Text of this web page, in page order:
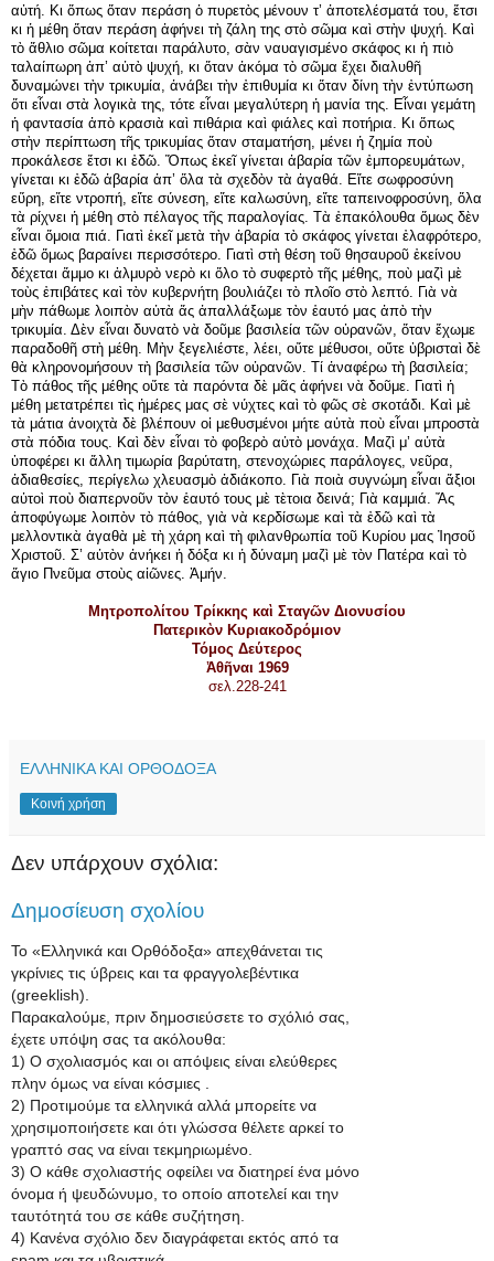
αὐτή. Κι ὅπως ὅταν περάση ὁ πυρετὸς μένουν τ’ ἀποτελέσματά του, ἔτσι
κι ἡ μέθη ὅταν περάση ἀφήνει τὴ ζάλη της στὸ σῶμα καὶ στὴν ψυχή. Καὶ
τὸ ἄθλιο σῶμα κοίτεται παράλυτο, σὰν ναυαγισμένο σκάφος κι ἡ πιὸ
ταλαίπωρη ἀπ’ αὐτὸ ψυχή, κι ὅταν ἀκόμα τὸ σῶμα ἔχει διαλυθῆ
δυναμώνει τὴν τρικυμία, ἀνάβει τὴν ἐπιθυμία κι ὅταν δίνη τὴν ἐντύπωση
ὅτι εἶναι στὰ λογικὰ της, τότε εἶναι μεγαλύτερη ἡ μανία της. Εἶναι γεμάτη
ἡ φαντασία ἀπὸ κρασιὰ καὶ πιθάρια καὶ φιάλες καὶ ποτήρια. Κι ὅπως
στὴν περίπτωση τῆς τρικυμίας ὅταν σταματήση, μένει ἡ ζημία ποὺ
προκάλεσε ἔτσι κι ἐδῶ. Ὅπως ἐκεῖ γίνεται ἀβαρία τῶν ἐμπορευμάτων,
γίνεται κι ἐδῶ ἀβαρία ἀπ’ ὅλα τὰ σχεδὸν τὰ ἀγαθά. Εἴτε σωφροσύνη
εὕρη, εἴτε ντροπή, εἴτε σύνεση, εἴτε καλωσύνη, εἴτε ταπεινοφροσύνη, ὅλα
τὰ ρίχνει ἡ μέθη στὸ πέλαγος τῆς παραλογίας. Τὰ ἐπακόλουθα ὅμως δὲν
εἶναι ὅμοια πιά. Γιατὶ ἐκεῖ μετὰ τὴν ἀβαρία τὸ σκάφος γίνεται ἐλαφρότερο,
ἐδῶ ὅμως βαραίνει περισσότερο. Γιατὶ στὴ θέση τοῦ θησαυροῦ ἐκείνου
δέχεται ἄμμο κι ἁλμυρὸ νερὸ κι ὅλο τὸ συφερτὸ τῆς μέθης, ποὺ μαζὶ μὲ
τοὺς ἐπιβάτες καὶ τὸν κυβερνήτη βουλιάζει τὸ πλοῖο στὸ λεπτό. Γιὰ νὰ
μὴν πάθωμε λοιπὸν αὐτὰ ἄς ἀπαλλάξωμε τὸν ἑαυτό μας ἀπὸ τὴν
τρικυμία. Δὲν εἶναι δυνατὸ νὰ δοῦμε βασιλεία τῶν οὐρανῶν, ὅταν ἔχωμε
παραδοθῆ στὴ μέθη. Μὴν ξεγελιέστε, λέει, οὔτε μέθυσοι, οὔτε ὑβρισταὶ δὲ
θὰ κληρονομήσουν τὴ βασιλεία τῶν οὐρανῶν. Τί ἀναφέρω τὴ βασιλεία;
Τὸ πάθος τῆς μέθης οὔτε τὰ παρόντα δὲ μᾶς ἀφήνει νὰ δοῦμε. Γιατὶ ἡ
μέθη μετατρέπει τὶς ἡμέρες μας σὲ νύχτες καὶ τὸ φῶς σὲ σκοτάδι. Καὶ μὲ
τὰ μάτια ἀνοιχτὰ δὲ βλέπουν οἱ μεθυσμένοι μήτε αὐτὰ ποὺ εἶναι μπροστὰ
στὰ πόδια τους. Καὶ δὲν εἶναι τὸ φοβερὸ αὐτὸ μονάχα. Μαζὶ μ’ αὐτὰ
ὑποφέρει κι ἄλλη τιμωρία βαρύτατη, στενοχώριες παράλογες, νεῦρα,
ἀδιαθεσίες, περίγελω χλευασμὸ ἀδιάκοπο. Γιὰ ποιὰ συγνώμη εἶναι ἄξιοι
αὐτοὶ ποὺ διαπερνοῦν τὸν ἑαυτό τους μὲ τὲτοια δεινά; Γιὰ καμμιά. Ἄς
ἀποφύγωμε λοιπὸν τὸ πάθος, γιὰ νὰ κερδίσωμε καὶ τὰ ἐδῶ καὶ τὰ
μελλοντικὰ ἀγαθὰ μὲ τὴ χάρη καὶ τὴ φιλανθρωπία τοῦ Κυρίου μας Ἰησοῦ
Χριστοῦ. Σ’ αὐτὸν ἀνήκει ἡ δόξα κι ἡ δύναμη μαζὶ μὲ τὸν Πατέρα καὶ τὸ
ἅγιο Πνεῦμα στοὺς αἰῶνες. Ἀμήν.
Μητροπολίτου Τρίκκης καὶ Σταγῶν Διονυσίου
Πατερικὸν Κυριακοδρόμιον
Τόμος Δεύτερος
Ἀθῆναι 1969
σελ.228-241
ΕΛΛΗΝΙΚΑ ΚΑΙ ΟΡΘΟΔΟΞΑ
Κοινή χρήση
Δεν υπάρχουν σχόλια:
Δημοσίευση σχολίου
Το «Ελληνικά και Ορθόδοξα» απεχθάνεται τις
γκρίνιες τις ύβρεις και τα φραγγολεβέντικα
(greeklish).
Παρακαλούμε, πριν δημοσιεύσετε το σχόλιό σας,
έχετε υπόψη σας τα ακόλουθα:
1) Ο σχολιασμός και οι απόψεις είναι ελεύθερες
πλην όμως να είναι κόσμιες .
2) Προτιμούμε τα ελληνικά αλλά μπορείτε να
χρησιμοποιήσετε και ότι γλώσσα θέλετε αρκεί το
γραπτό σας να είναι τεκμηριωμένο.
3) Ο κάθε σχολιαστής οφείλει να διατηρεί ένα μόνο
όνομα ή ψευδώνυμο, το οποίο αποτελεί και την
ταυτότητά του σε κάθε συζήτηση.
4) Κανένα σχόλιο δεν διαγράφεται εκτός από τα